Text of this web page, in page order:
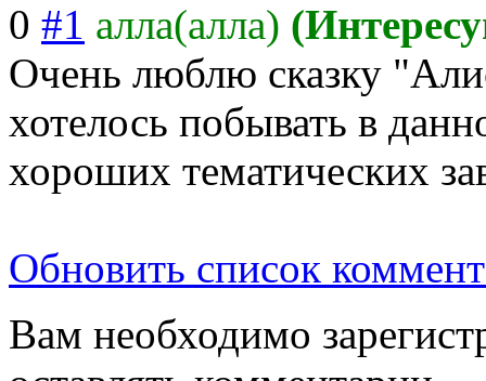
0 #1 алла(алла)
Очень люблю сказку
хотелось побывать в
хороших тематических
Обновить список
Вам необходимо